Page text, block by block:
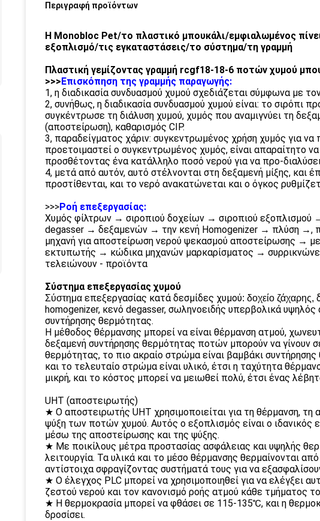
Περιγραφή προϊόντων
Η Monobloc Pet/το πλαστικό μπουκάλι/εμφιαλωμένος
εξοπλισμό/τις εγκαταστάσεις/το σύστημα/τη γραμμή
Πλαστική γεμίζοντας γραμμή rcgf18-18-6 ποτών χυμού
>>>Επισκόπηση της γραμμής παραγωγής:
1, η διαδικασία συνδυασμού χυμού σχεδιάζεται σύμφωνα με
2, συνήθως, η διαδικασία συνδυασμού χυμού είναι: το σιρόπι
συγκέντρωσε τη διάλυση χυμού, χυμός που αναμιγνύει τη
(αποστείρωση), καθαρισμός CIP.
3, παραδείγματος χάριν: συγκεντρωμένος χρήση χυμός για
προετοιμαστεί ο συγκεντρωμένος χυμός, είναι απαραίτητο
προσθέτοντας ένα κατάλληλο ποσό νερού για να προ-
4, μετά από αυτόν, αυτό στέλνονται στη δεξαμενή μίξης, και
προστίθενται, και το νερό ανακατώνεται και ο όγκος
>>>Ροή επεξεργασίας:
Χυμός φίλτρων → σιροπιού δοχείων → σιροπιού εξοπλισμού
degasser → δεξαμενών → την κενή Homogenizer → πλύση →,
μηχανή για αποστείρωση νερού ψεκασμού αποστείρωσης →
εκτυπωτής → κώδικα μηχανών μαρκαρίσματος →
τελειώνουν - προϊόντα
Σύστημα επεξεργασίας χυμού
Σύστημα επεξεργασίας κατά δεσμίδες χυμού: δοχείο ζάχαρης,
homogenizer, κενό degasser, σωληνοειδής υπερβολικά
συντήρησης θερμότητας.
Η μέθοδος θέρμανσης μπορεί να είναι θέρμανση ατμού,
δεξαμενή συντήρησης θερμότητας ποτών μπορούν να γίνουν
θερμότητας, το πιο ακραίο στρώμα είναι βαμβάκι
και το τελευταίο στρώμα είναι υλικό, έτσι η ταχύτητα
μικρή, και το κόστος μπορεί να μειωθεί πολύ, έτσι ένας
UHT (αποστειρωτής)
★ Ο αποστειρωτής UHT χρησιμοποιείται για τη θέρμανση,
ψύξη των ποτών χυμού. Αυτός ο εξοπλισμός είναι ο ιδανικός
μέσω της αποστείρωσης και της ψύξης.
★ Με ποικίλους μέτρα προστασίας ασφάλειας και υψηλής
λειτουργία. Τα υλικά και το μέσο θέρμανσης θερμαίνονται
αντίστοιχα σφραγίζοντας συστήματά τους για να
★ Ο έλεγχος PLC μπορεί να χρησιμοποιηθεί για να ελέγξει
ζεστού νερού και τον κανονισμό ροής ατμού κάθε τμήματος
★ Η θερμοκρασία μπορεί να φθάσει σε 115-135℃, και η
δροσίσει.